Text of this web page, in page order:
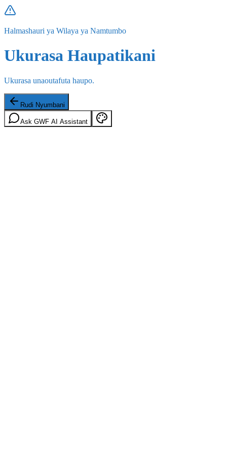
Halmashauri ya Wilaya ya Namtumbo
Ukurasa Haupatikani
Ukurasa unaoutafuta haupo.
Rudi Nyumbani
Ask GWF AI Assistant